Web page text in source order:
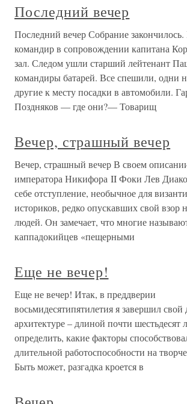
Последний вечер
Последний вечер Собрание
командир в сопровождении капитана
зал. Следом ушли старший лейтенант
командиры батарей. Все спешили, одни
другие к месту посадки в автомобили.
Поздняков — где они?— Товарищ
Вечер, страшный вечер
Вечер, страшный вечер В своем
императора Никифора II Фоки Лев
себе отступление, необычное для
историков, редко опускавших свой взор
людей. Он замечает, что многие
каппадокийцев «пещерными
Еще не вечер!
Еще не вечер! Итак, в преддверии
восьмидесятипятилетия я завершил свой
архитектуре – длиной почти шестьдесят
определить, какие факторы
длительной работоспособности на
Быть может, разгадка кроется в